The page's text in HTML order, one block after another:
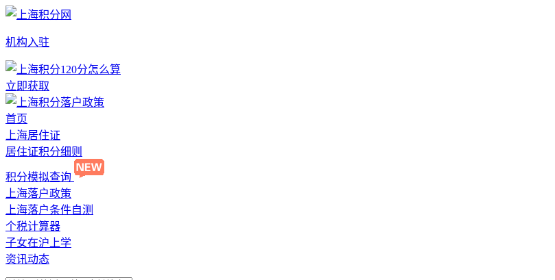
机构入驻
立即获取
首页
上海居住证
居住证积分细则
积分模拟查询
上海落户政策
上海落户条件自测
个税计算器
子女在沪上学
资讯动态